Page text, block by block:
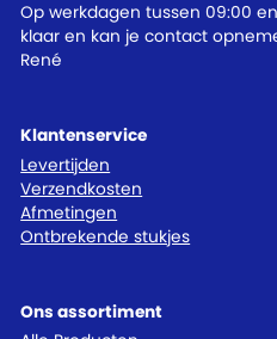
Klantenservice
Levertijden
Verzendkosten
Afmetingen
Ontbrekende stukjes
Ons assortiment
Op werkdagen tussen 09:00
klaar en kan je contact
René